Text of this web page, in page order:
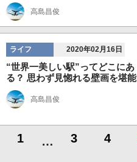
高島昌俊
ライフ 2020年02月16日
“世界一美しい駅”ってどこにあ
る？ 思わず見惚れる壁画を堪能
高島昌俊
1 … 3 4